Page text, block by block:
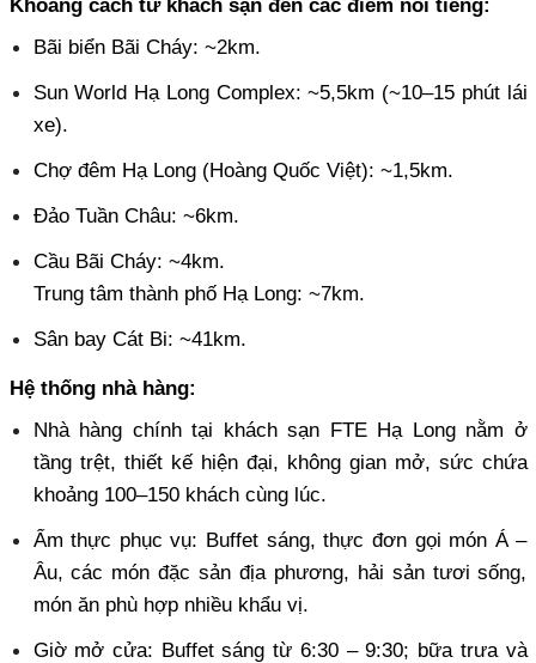
Khoảng cách từ khách sạn đến các điểm nổi tiếng:
Bãi biển Bãi Cháy: ~2km.
Sun World Hạ Long Complex: ~5,5km (~10–15 phút lái
xe).
Chợ đêm Hạ Long (Hoàng Quốc Việt): ~1,5km.
Đảo Tuần Châu: ~6km.
Cầu Bãi Cháy: ~4km.
Trung tâm thành phố Hạ Long: ~7km.
Sân bay Cát Bi: ~41km.
Hệ thống nhà hàng:
Nhà hàng chính tại khách sạn FTE Hạ Long nằm ở
tầng trệt, thiết kế hiện đại, không gian mở, sức chứa
khoảng 100–150 khách cùng lúc.
Ẩm thực phục vụ: Buffet sáng, thực đơn gọi món Á –
Âu, các món đặc sản địa phương, hải sản tươi sống,
món ăn phù hợp nhiều khẩu vị.
Giờ mở cửa: Buffet sáng từ 6:30 – 9:30; bữa trưa và